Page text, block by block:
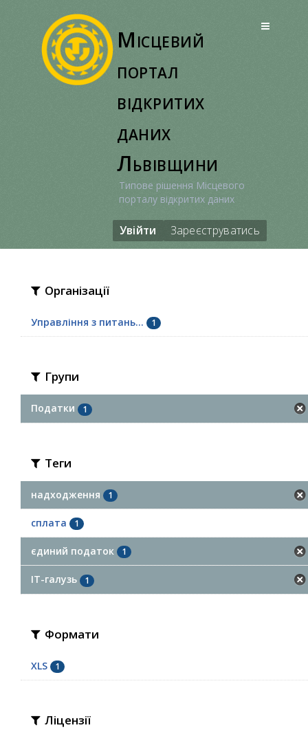
Місцевий
портал
відкритих
даних
Львівщини
Типове рішення Місцевого
порталу відкритих даних
Увійти Зареєструватись
Організації
Управління з питань... 1
Групи
Податки 1
Теги
надходження 1
сплата 1
єдиний податок 1
ІТ-галузь 1
Формати
XLS 1
Ліцензії